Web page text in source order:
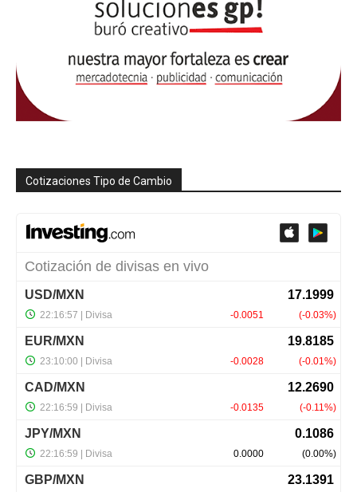
Cotizaciones Tipo de Cambio